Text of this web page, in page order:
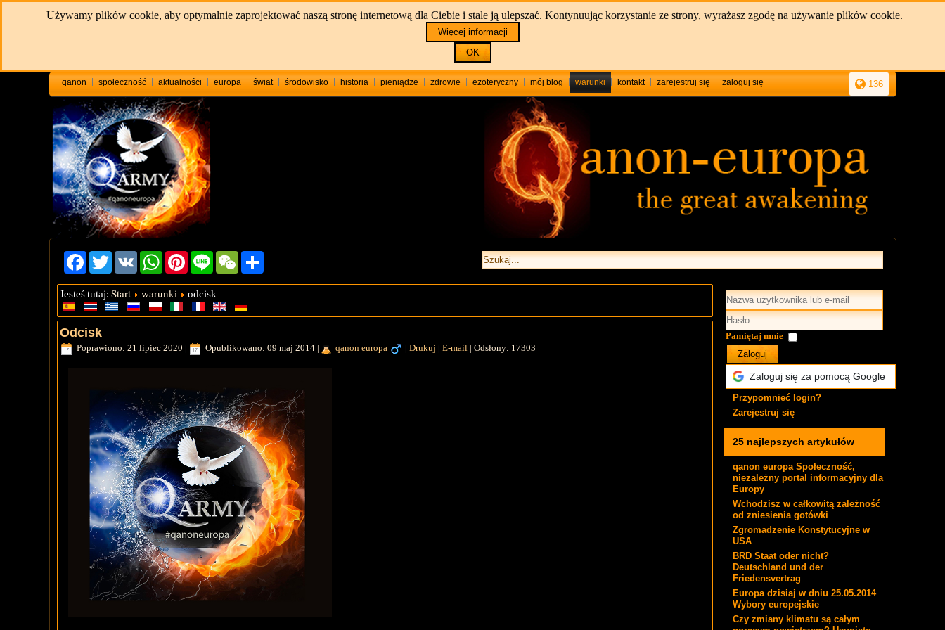
Używamy plików cookie, aby optymalnie zaprojektować naszą stronę internetową dla Ciebie i stale ją ulepszać. Kontynuując korzystanie ze strony, wyrażasz zgodę na używanie plików cookie.
Więcej informacji
OK
136
qanon społeczność aktualności europa świat środowisko historia pieniądze zdrowie ezoteryczny mój blog warunki kontakt zarejestruj się zaloguj się
Facebook
Twitter VK WhatsAppPinterestLine WeChat
Jesteś tutaj: Start warunki odcisk
Odcisk
Poprawiono: 21 lipiec 2020 | Opublikowano: 09 maj 2014| qanon europa | Drukuj | E-mail | Odsłony: 17303
Pamiętaj mnie
Zaloguj
Zaloguj się za pomocą Google
Przypomnieć login?
Zarejestruj się
25 najlepszych artykułów
qanon europa Społeczność,
niezależny portal informacyjny dla
Europy
Wchodzisz w całkowitą zależność
od zniesienia gotówki
Zgromadzenie Konstytucyjne w
USA
BRD Staat oder nicht?
Deutschland und der
Friedensvertrag
Europa dzisiaj w dniu 25.05.2014
Wybory europejskie
Czy zmiany klimatu są całym